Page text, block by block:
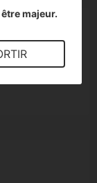
majeur.